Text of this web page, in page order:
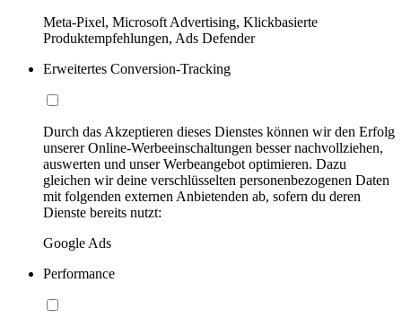
Meta-Pixel, Microsoft Advertising, Klickbasierte
Produktempfehlungen, Ads Defender
Erweitertes Conversion-Tracking
Durch das Akzeptieren dieses Dienstes können wir den Erfolg
unserer Online-Werbeeinschaltungen besser nachvollziehen,
auswerten und unser Werbeangebot optimieren. Dazu
gleichen wir deine verschlüsselten personenbezogenen Daten
mit folgenden externen Anbietenden ab, sofern du deren
Dienste bereits nutzt:
Google Ads
Performance